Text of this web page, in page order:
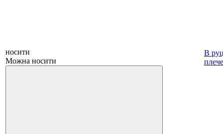
носити
Можна носити
В
плече